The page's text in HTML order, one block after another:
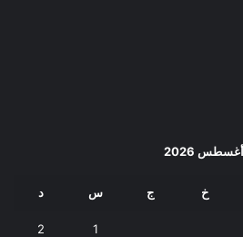
أغسطس 2026
خ ج س د
1
2